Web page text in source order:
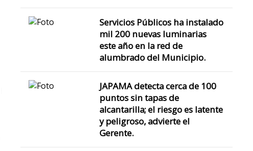
Servicios Públicos ha instalado
mil 200 nuevas luminarias
este año en la red de
alumbrado del Municipio.
JAPAMA detecta cerca de 100
puntos sin tapas de
alcantarilla; el riesgo es latente
y peligroso, advierte el
Gerente.